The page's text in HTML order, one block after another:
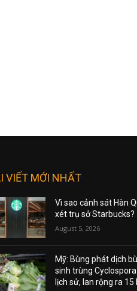
VIẾT MỚI NHẤT
Vì sao cảnh sát Hàn
xét trụ sở Starbucks?
August 5, 2026
Mỹ: Bùng phát dịch
sinh trùng
lịch sử, lan rộng ra 15